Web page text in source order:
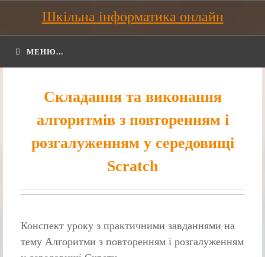
Шкільна інформатика онлайн
МЕНЮ...
Складання та виконання
алгоритмів з повторенням і
розгалуженням у середовищі
Scratch
Конспект уроку з практичними завданнями на
тему Алгоритми з повторенням і розгалуженням